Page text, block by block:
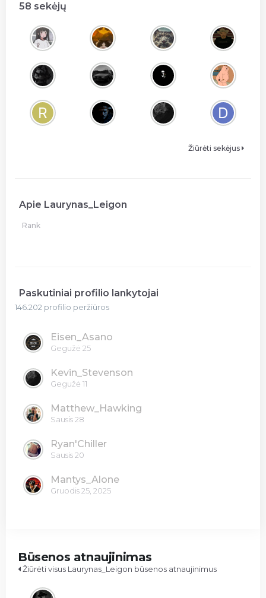
58 sekėjų
Žiūrėti sekėjus
Apie Laurynas_Leigon
Rank
Paskutiniai profilio lankytojai
146.202 profilio peržiūros
Eisen_Asano
Gegužė 25
Kevin_Stevenson
Gegužė 11
Matthew_Hawking
Sausis 28
Ryan'Chiller
Sausis 20
Mantys_Alone
Gruodis 25, 2025
Būsenos atnaujinimas
Žiūrėti visus Laurynas_Leigon būsenos atnaujinimus